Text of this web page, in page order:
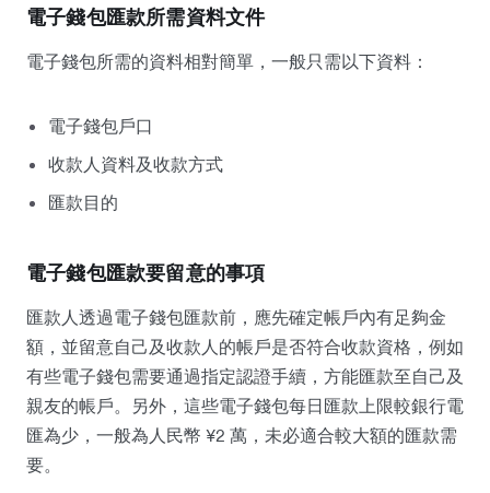
電子錢包匯款所需資料文件
電子錢包所需的資料相對簡單，一般只需以下資料：
電子錢包戶口
收款人資料及收款方式
匯款目的
電子錢包匯款要留意的事項
匯款人透過電子錢包匯款前，應先確定帳戶內有足夠金
額，並留意自己及收款人的帳戶是否符合收款資格，例如
有些電子錢包需要通過指定認證手續，方能匯款至自己及
親友的帳戶。另外，這些電子錢包每日匯款上限較銀行電
匯為少，一般為人民幣 ¥2 萬，未必適合較大額的匯款需
要。